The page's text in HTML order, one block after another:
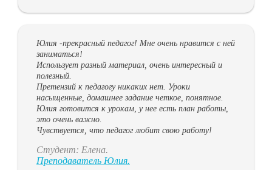
Юлия -прекрасный педагог! Мне очень нравится с ней
заниматься!
Использует разный материал, очень интересный и
полезный.
Претензий к педагогу никаких нет. Уроки
насыщенные, домашнее задание четкое, понятное.
Юлия готовится к урокам, у нее есть план работы,
это очень важно.
Чувствуется, что педагог любит свою работу!
Студент: Елена.
Преподаватель Юлия.